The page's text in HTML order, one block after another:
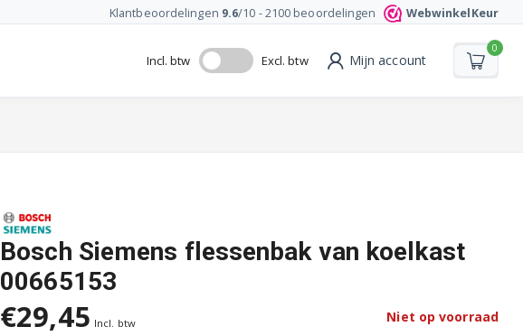
Klantbeoordelingen 9.6/10 -2100 beoordelingen WebwinkelKeur
Incl. btw Excl. btw Mijn account
0
Bosch Siemens flessenbak van koelkast
00665153
€29,45 Incl. btw Niet op voorraad